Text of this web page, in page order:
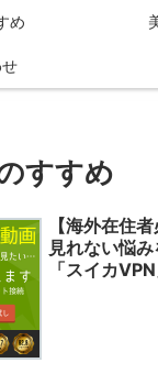
め
すすめ
【海外在住
見れない悩
「スイカ